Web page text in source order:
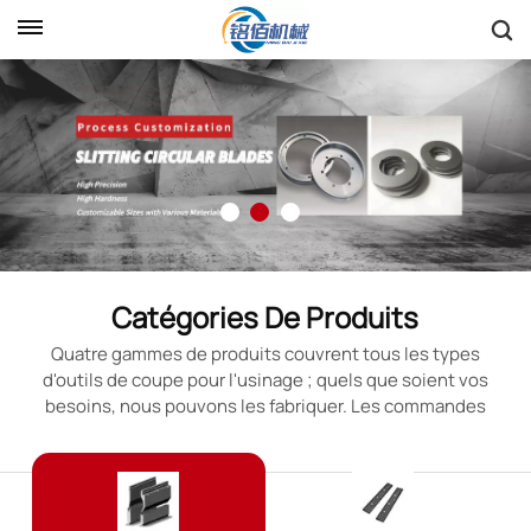
Catégories De Produits
Quatre gammes de produits couvrent tous les types
d'outils de coupe pour l'usinage ; quels que soient vos
besoins, nous pouvons les fabriquer. Les commandes
acceptées.